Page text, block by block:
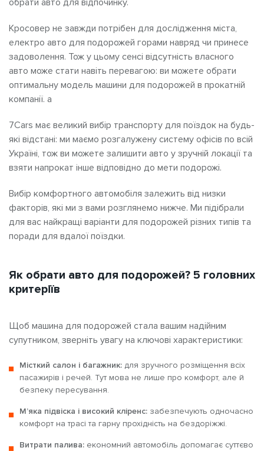
обрати авто для відпочинку.
Кросовер не завжди потрібен для дослідження міста,
електро авто для подорожей горами навряд чи принесе
задоволення. Тож у цьому сенсі відсутність власного
авто може стати навіть перевагою: ви можете обрати
оптимальну модель машини для подорожей в прокатній
компанії. а
7Cars має великий вибір транспорту для поїздок на будь-
які відстані: ми маємо розгалужену систему офісів по всій
Україні, тож ви можете залишити авто у зручній локації та
взяти напрокат інше відповідно до мети подорожі.
Вибір комфортного автомобіля залежить від низки
факторів, які ми з вами розглянемо нижче. Ми підібрали
для вас найкращі варіанти для подорожей різних типів та
поради для вдалої поїздки.
Як обрати авто для подорожей? 5 головних
критеріїв
Щоб машина для подорожей стала вашим надійним
супутником, зверніть увагу на ключові характеристики:
Місткий салон і багажник: для зручного розміщення всіх
пасажирів і речей. Тут мова не лише про комфорт, але й
безпеку пересування.
М’яка підвіска і високий кліренс: забезпечують одночасно
комфорт на трасі та гарну прохідність на бездоріжжі.
Витрати палива: економний автомобіль допомагає суттєво